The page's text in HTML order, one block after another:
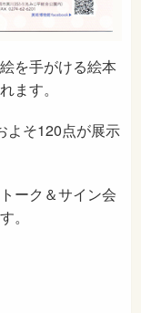
を手がける絵本
ます。
よそ120点が展示
ーク＆サイン会
。